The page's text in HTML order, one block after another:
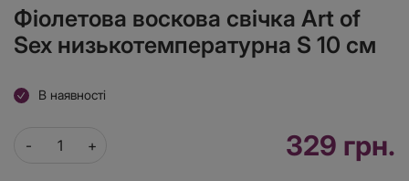
Фіолетова воскова свічка Art of
Sex низькотемпературна S 10 см
В наявності
329 грн.